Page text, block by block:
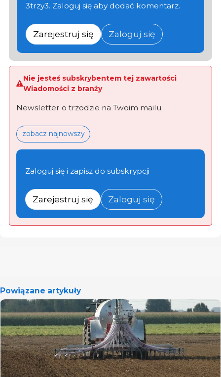
3trzy3. Zaloguj się aby dodać komentarz.
Zarejestruj się Zaloguj się
Nie jesteś subskrybentem tej zawartości
Wiadomości z branży
Newsletter o trzodzie na Twoim mailu
zobacz najnowszy
Zaloguj się i zapisz do subskrypcji
Zarejestruj się Zaloguj się
Powiązane artykuły